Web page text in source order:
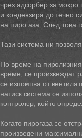
чрез адсорбер за мокро
и кондензира до течно
на пирогаза. След това
Тази система ни
По време на
време, се произвеждат
се изпомпва от
натиск система се
контролер, който
Когато пирогаза се
произведени